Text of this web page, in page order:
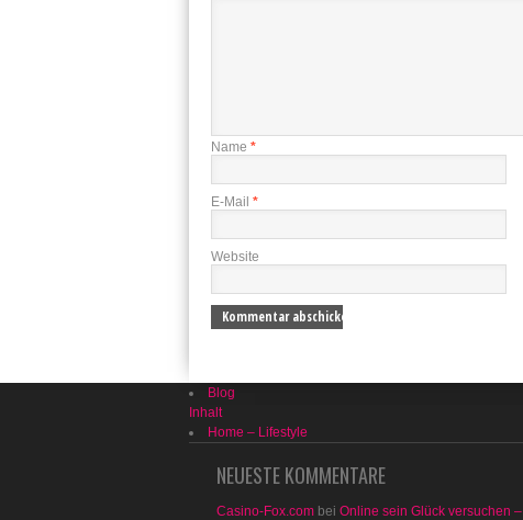
Name *
E-Mail *
Website
Blog
Inhalt
Home – Lifestyle
NEUESTE KOMMENTARE
Casino-Fox.com bei Online sein Glück versuchen –